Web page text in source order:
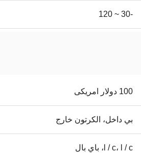
-30 ~ 120
100 دولار امريكى
بي داخل، الكرتون خارج
l / c، l / c، باي بال